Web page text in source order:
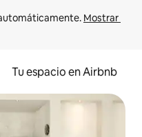
Mostrar
Tu espacio en Airbnb